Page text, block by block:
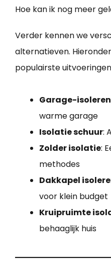
Hoe kan ik nog meer
Verder kennen we
alternatieven.
populairste
Garage-isoleren
warme garage
Isolatie schuur:
Zolder isolatie:
methodes
Dakkapel
voor klein budget
Kruipruimte
behaaglijk huis